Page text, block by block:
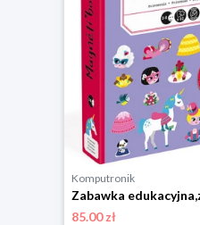
Komputronik
85.00 zł